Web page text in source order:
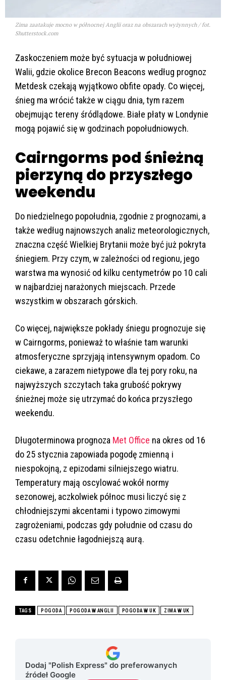
Zima zaatakuje mocno w północnej Anglii oraz na obszarach wyżynnych / fot.
Shutterstock.com
Zaskoczeniem może być sytuacja w południowej
Walii, gdzie okolice Brecon Beacons według prognoz
Metdesk czekają wyjątkowo obfite opady. Co więcej,
śnieg ma wrócić także w ciągu dnia, tym razem
obejmując tereny śródlądowe. Białe płaty w Londynie
mogą pojawić się w godzinach popołudniowych.
Cairngorms pod śnieżną
pierzyną do przyszłego
weekendu
Do niedzielnego popołudnia, zgodnie z prognozami, a
także według najnowszych analiz meteorologicznych,
znaczna część Wielkiej Brytanii może być już pokryta
śniegiem. Przy czym, w zależności od regionu, jego
warstwa ma wynosić od kilku centymetrów po 10 cali
w najbardziej narażonych miejscach. Przede
wszystkim w obszarach górskich.
Co więcej, największe pokłady śniegu prognozuje się
w Cairngorms, ponieważ to właśnie tam warunki
atmosferyczne sprzyjają intensywnym opadom. Co
ciekawe, a zarazem nietypowe dla tej pory roku, na
najwyższych szczytach taka grubość pokrywy
śnieżnej może się utrzymać do końca przyszłego
weekendu.
Długoterminowa prognoza Met Office na okres od 16
do 25 stycznia zapowiada pogodę zmienną i
niespokojną, z epizodami silniejszego wiatru.
Temperatury mają oscylować wokół normy
sezonowej, aczkolwiek północ musi liczyć się z
chłodniejszymi akcentami i typowo zimowymi
zagrożeniami, podczas gdy południe od czasu do
czasu odetchnie łagodniejszą aurą.
TAGS POGODA POGODA W ANGLII POGODA W UK ZIMA W UK
Dodaj "Polish Express" do preferowanych
źródeł Google